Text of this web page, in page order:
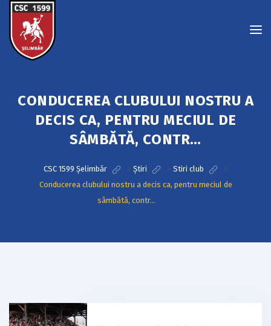
CONDUCEREA CLUBULUI NOSTRU A
DECIS CA, PENTRU MECIUL DE
SÂMBĂTĂ, CONTR…
CSC 1599 Șelimbăr > Știri > Stiri club
>
Conducerea clubului nostru a decis ca, pentru meciul de
sâmbătă, contr…